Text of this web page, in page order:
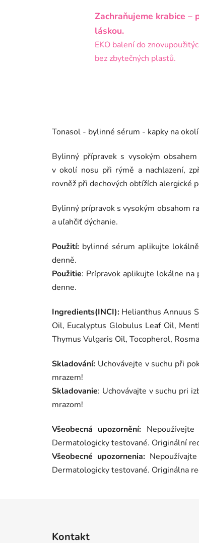
Zachraňujeme krabice –
láskou.
EKO balení do
bez zbytečných plastů.
Tonasol - bylinné sérum - kapky na
Bylinný přípravek s vysokým
v okolí nosu při rýmě a nachlazení,
rovněž při dechových obtížích alergické
Bylinný prípravok s vysokým obsahom
a uľahčiť dýchanie.
Použití: bylinné sérum aplikujte
denně.
Použitie: Prípravok aplikujte lokálne
denne.
Ingredients(INCI): Helianthus Annuus
Oil, Eucalyptus Globulus Leaf Oil,
Thymus Vulgaris Oil, Tocopherol,
Skladování: Uchovávejte v suchu při
mrazem!
Skladovanie: Uchovávajte v suchu pri
mrazom!
Všeobecná upozornění:
Dermatologicky testované. Originální
Všeobecné upozornenia:
Dermatologicky testované. Originálna
Kontakt